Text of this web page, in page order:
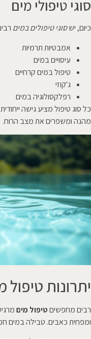
סוגי טיפולי מים
כיום, ישסוגי טיפולים במים
אמבטיות תרמיות
עיסויים במים
טיפול במים קרחיים
ג'קוזי
רפלקסולוגיה במים
כל סוג טיפול מציע גישה
מהנה ומשפרים את מצב הרוח.
יתרונות טיפול
רבים מחפשיםטיפול מים
ומפחית כאבים. טבילה במים